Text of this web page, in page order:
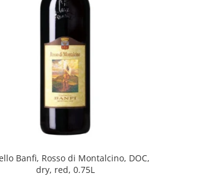
Banfi, Rosso di Montalcino, DOC,
dry, red, 0.75L